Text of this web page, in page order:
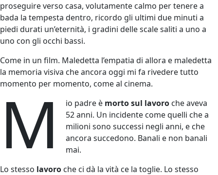
proseguire verso casa, volutamente calmo per tenere a
bada la tempesta dentro, ricordo gli ultimi due minuti a
piedi durati un’eternità, i gradini delle scale saliti a uno a
uno con gli occhi bassi.
Come in un film. Maledetta l’empatia di allora e maledetta
la memoria visiva che ancora oggi mi fa rivedere tutto
momento per momento, come al cinema.
M io padre è morto sul lavoro che aveva
52 anni. Un incidente come quelli che a
milioni sono successi negli anni, e che
ancora succedono. Banali e non banali
mai.
Lo stesso lavoro che ci dà la vità ce la toglie. Lo stesso